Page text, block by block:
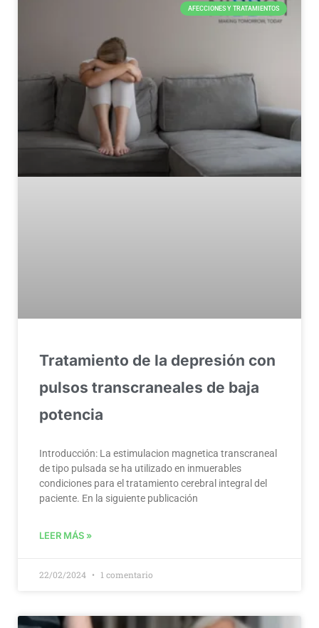
AFECCIONES Y TRATAMIENTOS
Tratamiento de la depresión con
pulsos transcraneales de baja
potencia
Introducción: La estimulacion magnetica transcraneal
de tipo pulsada se ha utilizado en inmuerables
condiciones para el tratamiento cerebral integral del
paciente. En la siguiente publicación
LEER MÁS »
22/02/2024 1 comentario